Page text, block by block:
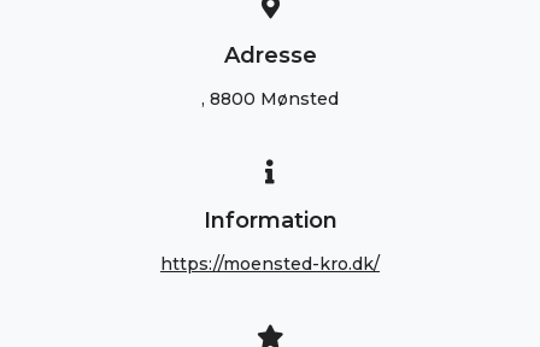
Adresse
, 8800 Mønsted
Information
https://moensted-kro.dk/